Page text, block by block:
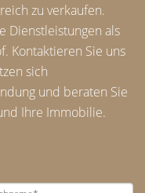
zu verkaufen.
Dienstleistungen als
Kontaktieren Sie uns
sich
und beraten Sie
Ihre Immobilie.